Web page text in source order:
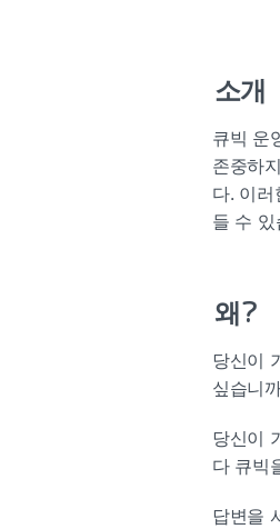
소개
큐빅 운
존중하
다. 이
들 수 있
왜?
당신이
싶습니
당신이
다 큐빅
답변을